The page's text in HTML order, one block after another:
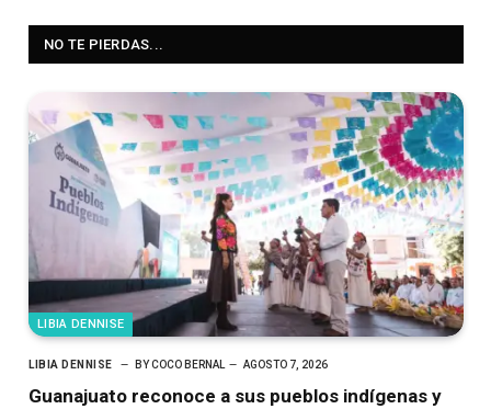
NO TE PIERDAS...
LIBIA DENNISE
LIBIA DENNISE BY COCO BERNAL AGOSTO 7, 2026
Guanajuato reconoce a sus pueblos indígenas y